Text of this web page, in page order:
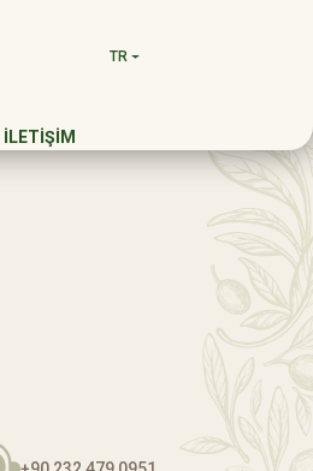
TR
İLETİŞİM